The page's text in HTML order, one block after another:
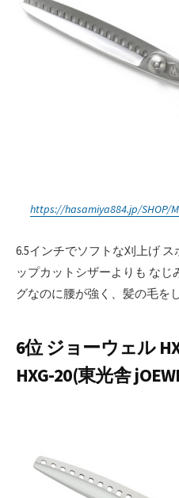
https://hasamiya884.jp/SHOP/
6.5インチでソフトな刈上げ
ップカットシザーよりも な
グなのに腰が強く、髪の毛を
6位 ジョーウェル
HXG-20(東光舎